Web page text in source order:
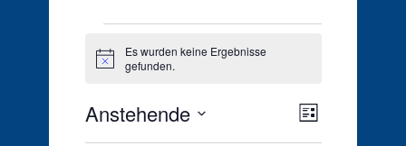
Hinweis
Es wurden keine Ergebnisse
gefunden.
Ansichten-
Navigation
Liste
Anstehende